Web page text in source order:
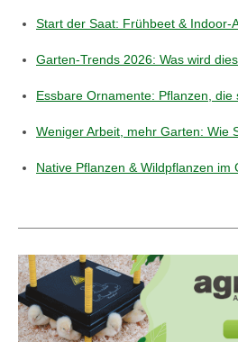
Start der Saat: Frühbeet &
Garten-Trends 2026: Was wird
Essbare Ornamente: Pflanzen, die
Weniger Arbeit, mehr Garten: Wie
Native Pflanzen & Wildpflanzen